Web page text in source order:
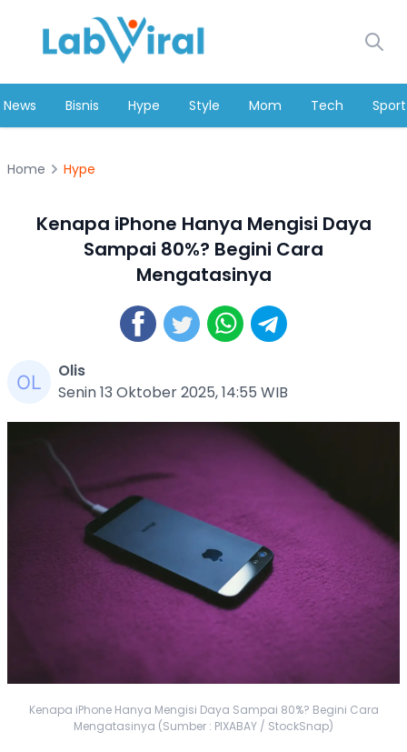
News Bisnis Hype Style Mom Tech Sport
Home Hype
Kenapa iPhone Hanya Mengisi Daya
Sampai 80%? Begini Cara
Mengatasinya
Olis
Senin 13 Oktober 2025, 14:55 WIB
Kenapa iPhone Hanya Mengisi Daya Sampai 80%? Begini Cara
Mengatasinya (Sumber : PIXABAY / StockSnap)